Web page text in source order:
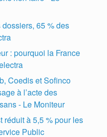
65 % des
: pourquoi la France
Coedis et Sofinco
à l’acte des
- Le Moniteur
réduit à 5,5 % pour les
Public